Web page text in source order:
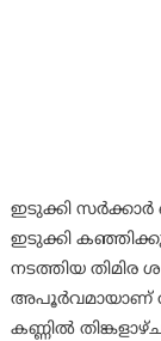
ഇടുക്കി
ഇടുക്കി
നടത്തിയ തിമിര
അപൂര്‍വമായാണ്
കണ്ണില്‍